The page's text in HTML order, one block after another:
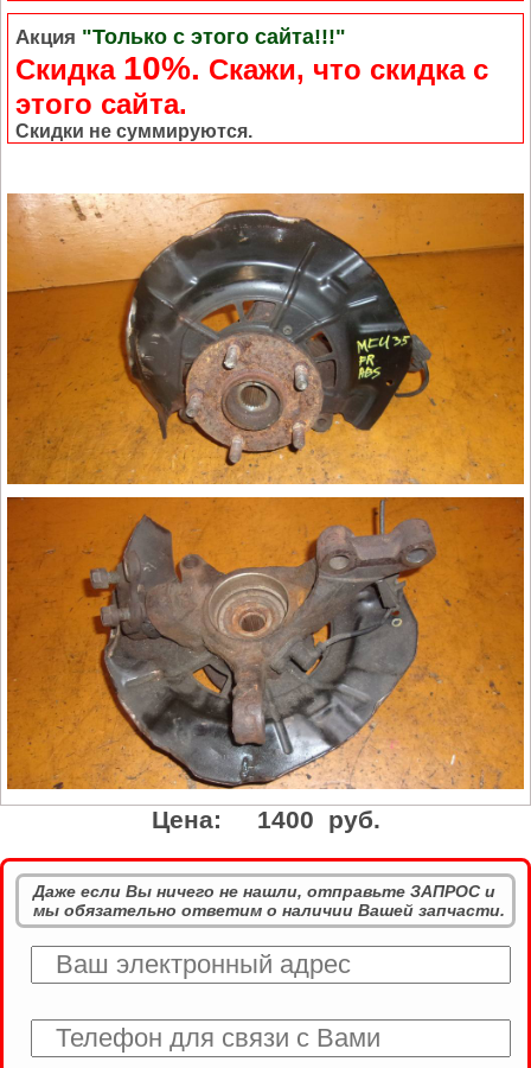
Акция "Только с этого сайта!!!"
Скидка 10%. Cкажи, что скидка с
этого сайта.
Скидки не суммируются.
Цена: 1400 руб.
Даже если Вы ничего не нашли, отправьте ЗАПРОС и
мы обязательно ответим о наличии Вашей запчасти.